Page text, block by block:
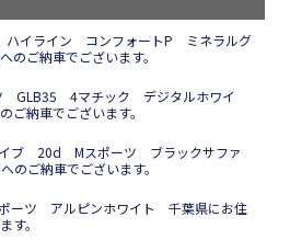
イライン コンフォートP ミネラルグ
ご納車でございます。
GLB35 4マチック デジタルホワイ
納車でございます。
ブ 20d Mスポーツ ブラックサファ
ご納車でございます。
ツ アルピンホワイト 千葉県にお住
す。